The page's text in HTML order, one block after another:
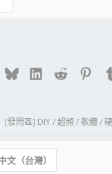
BlueskyLinkedIn
Reddit
[發問區] DIY / 超頻 / 軟體 /
文（台灣）